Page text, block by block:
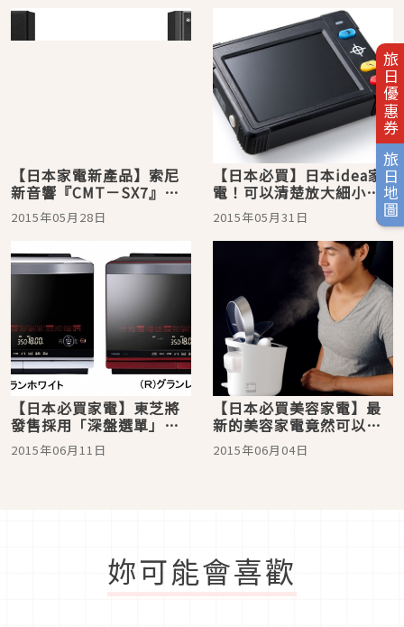
旅日優惠券
旅日地圖
【日本家電新產品】索尼
新音響『CMT－SX7』即
將上市，CD也能播出高解
析音質！
2015年05月28日
【日本必買】日本idea家
電！可以清楚放大細小文
字的放大鏡「電子放大
鏡」。
2015年05月31日
【日本必買家電】東芝將
發售採用「深盤選單」的
微波爐烤箱──『石窯巨
蛋 ER－ND500』
2015年06月11日
【日本必買美容家電】最
新的美容家電竟然可以到
這種程度！ 男性的抗老化
大作戰
2015年06月04日
妳可能會喜歡